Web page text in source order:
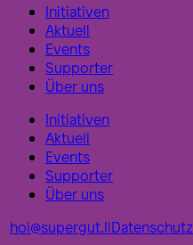
Initiativen
Aktuell
Events
Supporter
Über uns
Initiativen
Aktuell
Events
Supporter
Über uns
hoi@supergut.liDatenschutz